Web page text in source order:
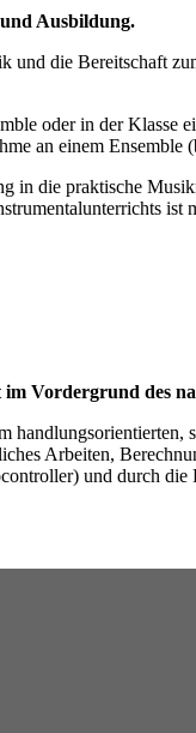
Ausbildung.
die Bereitschaft
oder in der Klasse
an einem Ensemble
die praktische
ist
Vordergrund des
Arbeiten,
und durch